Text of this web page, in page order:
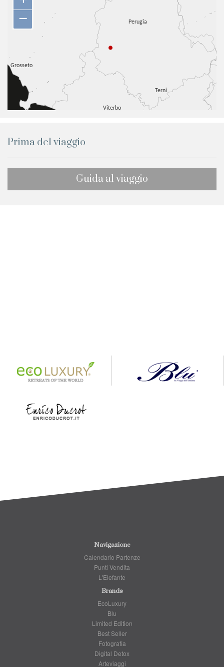
–
Prima del viaggio
Guida al viaggio
Navigazione
Calendario Partenze
Punti Vendita
L'Elefante
Brands
EcoLuxury
Blu
Limited Edition
Best Seller
Fotografia
Digital Detox
Arteviaggi